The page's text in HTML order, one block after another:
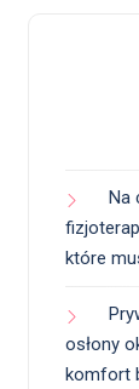
Na
które
osłony
komfort